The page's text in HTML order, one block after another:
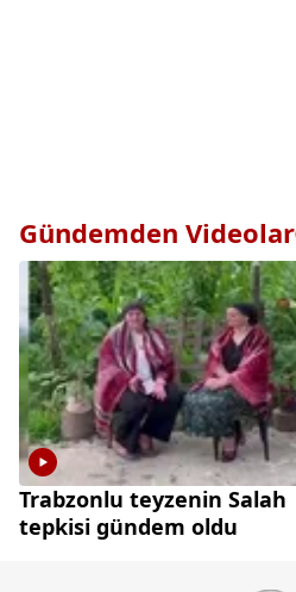
Gündemden Videolar
Trabzonlu teyzenin Salah
tepkisi gündem oldu